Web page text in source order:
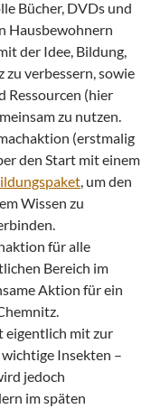
Bücher, DVDs und
Hausbewohnern
der Idee, Bildung,
verbessern, sowie
Ressourcen (hier
zu nutzen.
(erstmalig
den Start mit einem
, um den
Wissen zu
für alle
Bereich im
Aktion für ein
eigentlich mit zur
Insekten –
jedoch
im späten